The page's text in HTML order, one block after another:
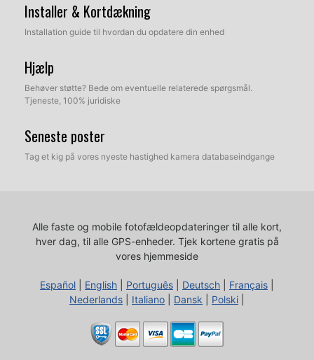
Installer & Kortdækning
Installation guide til hvordan du opdatere din enhed
Hjælp
Behøver støtte? Bede om eventuelle relaterede spørgsmål.
Tjeneste, 100% juridiske
Seneste poster
Tag et kig på vores nyeste hastighed kamera databaseindgange
Alle faste og mobile fotofældeopdateringer til alle kort,
hver dag, til alle GPS-enheder. Tjek kortene gratis på
vores hjemmeside
Español English Português Deutsch Français
Nederlands
Italiano Dansk Polski